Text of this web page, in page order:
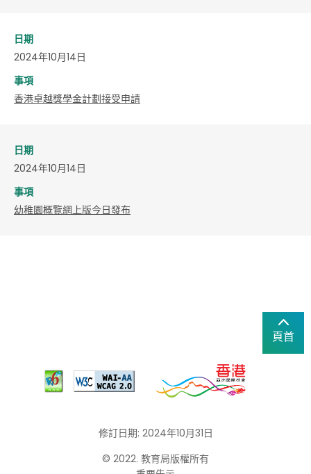
日期
2024年10月14日
事項
香港卓越獎學金計劃接受申請
日期
2024年10月14日
事項
幼稚園概覽網上版今日發布
頁首
修訂日期: 2024年10月31日
© 2022. 教育局版權所有